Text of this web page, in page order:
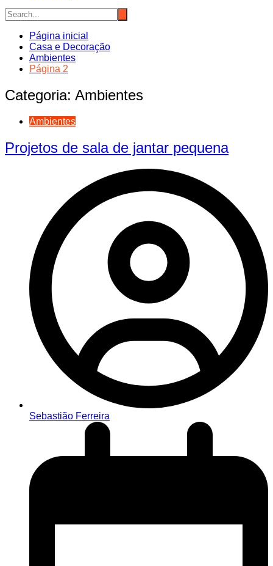
Página inicial
Casa e Decoração
Ambientes
Página 2
Categoria: Ambientes
Ambientes
Projetos de sala de jantar pequena
Sebastião Ferreira